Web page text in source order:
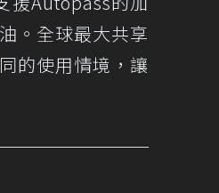
。全球最大共享
的使用情境，讓